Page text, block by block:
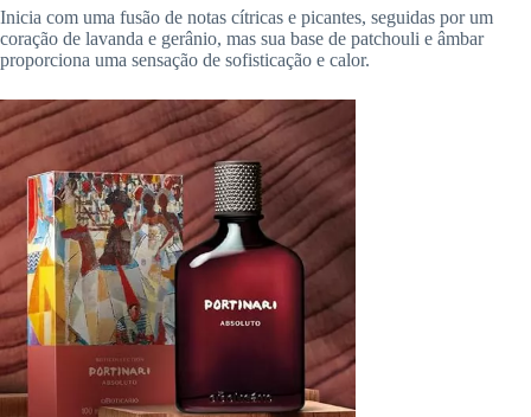
Inicia com uma fusão de notas cítricas e picantes, seguidas por um
coração de lavanda e gerânio, mas sua base de patchouli e âmbar
proporciona uma sensação de sofisticação e calor.